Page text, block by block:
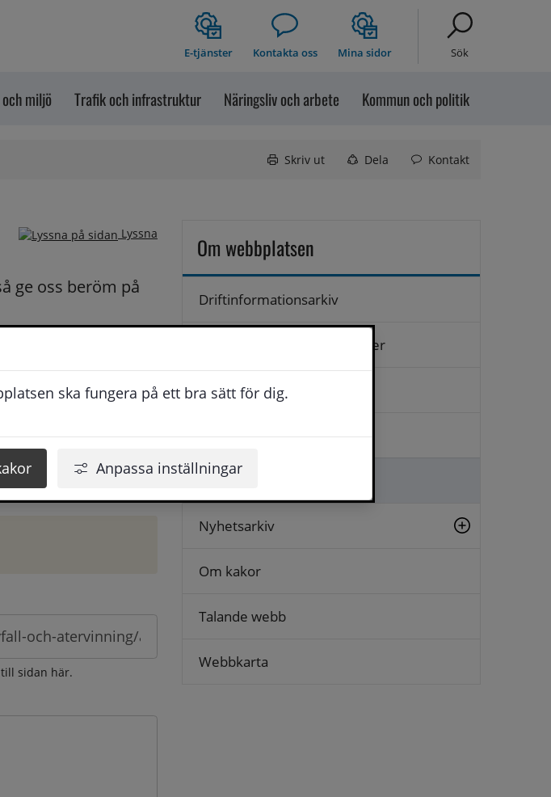
ska fungera på ett bra sätt för dig.
Anpassa inställningar
E-tjänster Kontakta oss Mina sidor Sök
miljö Trafik och infrastruktur Näringsliv och arbete Kommun och politik
Skriv ut Dela Kontakt
Lyssna
ge oss beröm på
Vill du att vi ska
in din synpunkt får du
givetvis på
sidan här.
Om webbplatsen
Driftinformationsarkiv
Hantering av personuppgifter
Kontakta oss
Logga in
Lämna synpunkt
Nyhetsarkiv
Om kakor
Talande webb
Webbkarta